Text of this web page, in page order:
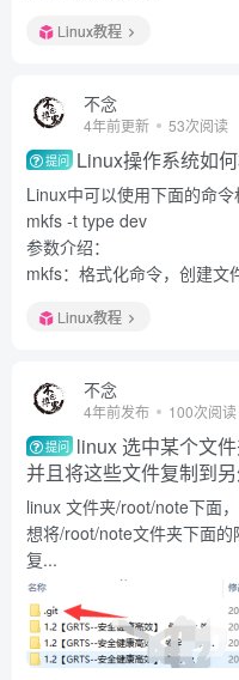
Linux教程
不念
4年前更新 53次阅读
提问 Linux操作系统如
Linux中可以使用下面的命令
mkfs -t type dev
参数介绍：
mkfs：格式化命令，创建文
Linux教程
不念
4年前发布 100次阅读
提问 linux 选中某个文
并且将这些文件复制到另
linux 文件夹/root/note下面
想将/root/note文件夹下面
复...